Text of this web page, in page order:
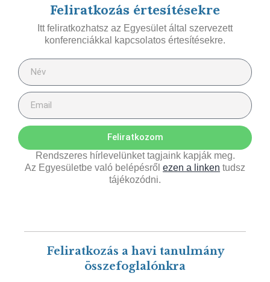
Feliratkozás értesítésekre
Itt feliratkozhatsz az Egyesület által szervezett
konferenciákkal kapcsolatos értesítésekre.
Feliratkozom
Rendszeres hírlevelünket tagjaink kapják meg.
Az Egyesületbe való belépésről ezen a linken tudsz
tájékozódni.
Feliratkozás a havi tanulmány
összefoglalónkra